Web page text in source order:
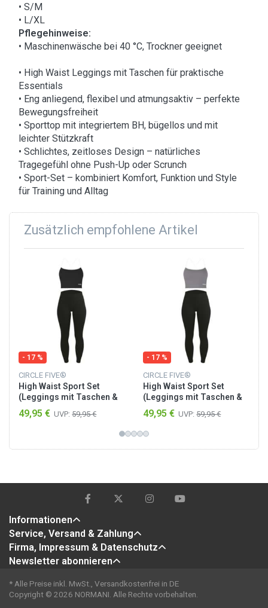
• S/M
• L/XL
Pflegehinweise:
• Maschinenwäsche bei 40 °C, Trockner geeignet
• High Waist Leggings mit Taschen für praktische
Essentials
• Eng anliegend, flexibel und atmungsaktiv – perfekte
Bewegungsfreiheit
• Sporttop mit integriertem BH, bügellos und mit
leichter Stützkraft
• Schlichtes, zeitloses Design – natürliches
Tragegefühl ohne Push-Up oder Scrunch
• Sport-Set – kombiniert Komfort, Funktion und Style
für Training und Alltag
Zusätzlich empfohlene Artikel
- 17 %
CIRCLE FIVE®
High Waist Sport Set
(Leggings mit Taschen &
Sporttop mit integriertem
BH) Schwarz
49,95 € UVP: 59,95 €
- 17 %
CIRCLE FIVE®
High Waist Sport Set
(Leggings mit Taschen &
Sporttop mit integriertem
BH) Anthrazit/Schwarz
49,95 € UVP: 59,95 €
Informationen
Service, Versand & Zahlung
Firma, Impressum & Datenschutz
Newsletter abonnieren
* Alle Preise inkl. MwSt., Versandkostenfrei in DE
Copyright © 2026 NORMANI. Alle Rechte vorbehalten.